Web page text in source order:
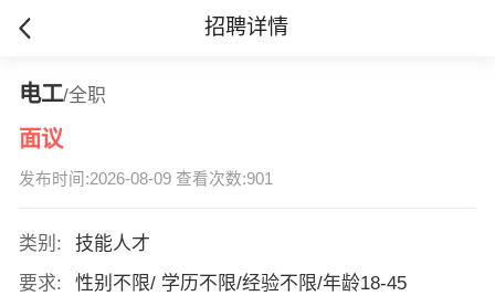
招聘详情
电工/全职
面议
发布时间:2026-08-09 查看次数:901
类别:
技能人才
要求:
性别不限/ 学历不限/经验不限/年龄18-45